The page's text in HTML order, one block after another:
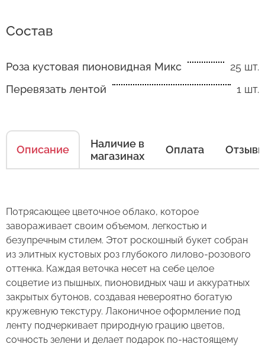
Состав
Роза кустовая пионовидная Микс
25 шт.
Перевязать лентой
1 шт.
Описание
Наличие в
магазинах
Оплата Отзывы
Потрясающее цветочное облако, которое
завораживает своим объемом, легкостью и
безупречным стилем. Этот роскошный букет собран
из элитных кустовых роз глубокого лилово-розового
оттенка. Каждая веточка несет на себе целое
соцветие из пышных, пионовидных чаш и аккуратных
закрытых бутонов, создавая невероятно богатую
кружевную текстуру. Лаконичное оформление под
ленту подчеркивает природную грацию цветов,
сочность зелени и делает подарок по-настоящему
Оставьте свой отзыв
Сервис:
Есть несколько простых правил, чтобы цветы
в Вашем букете или композиции сохраняли
Правила ухода за срезанными цветами:
1. Переносите букеты в транспортировочной
бумаге.
в холодное время года на улице.
3. Если Вы перевозите букет, убедитесь, что
он правильно упакован. В зимнее время, даже
Букет из 25 роз "Розовое